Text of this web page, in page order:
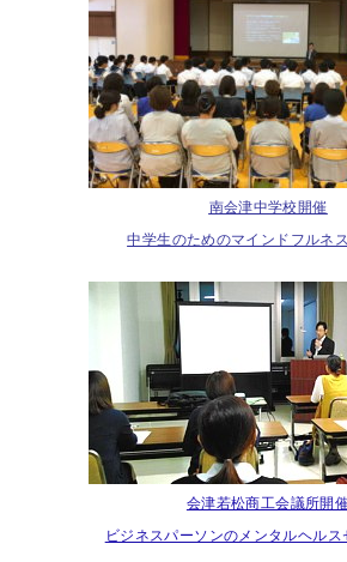
南会津中学校開催
中学生のためのマインドフルネ
会津若松商工会議所開
ビジネスパーソンのメンタルヘルス